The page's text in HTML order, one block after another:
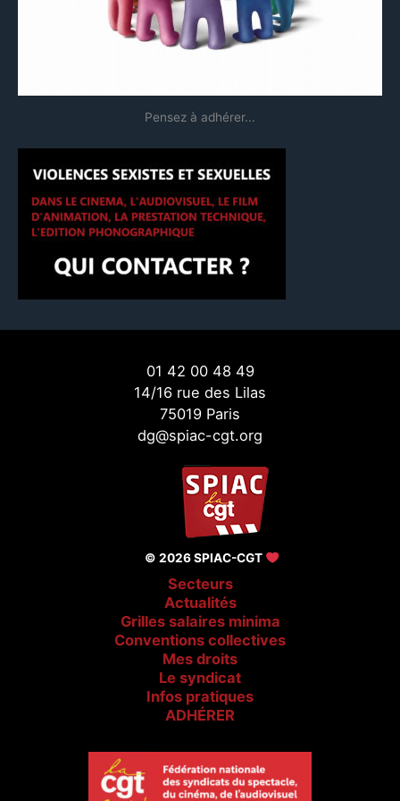
Pensez à adhérer...
01 42 00 48 49
14/16 rue des Lilas
75019 Paris
dg@spiac-cgt.org
© 2026 SPIAC-CGT
Secteurs
Actualités
Grilles salaires minima
Conventions collectives
Mes droits
Le syndicat
Infos pratiques
ADHÉRER